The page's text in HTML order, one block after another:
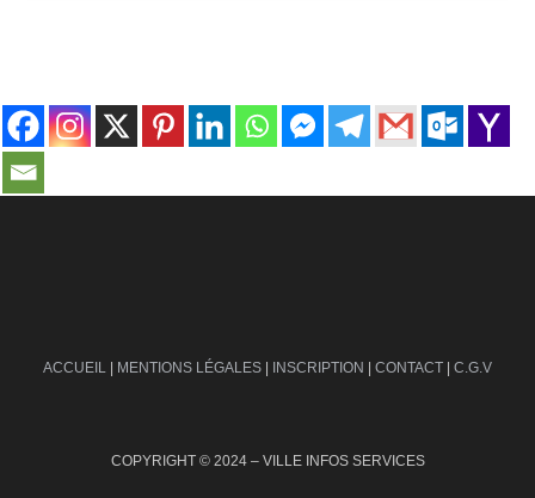
ACCUEIL | MENTIONS LÉGALES | INSCRIPTION | CONTACT | C.G.V
COPYRIGHT © 2024 – VILLE INFOS SERVICES